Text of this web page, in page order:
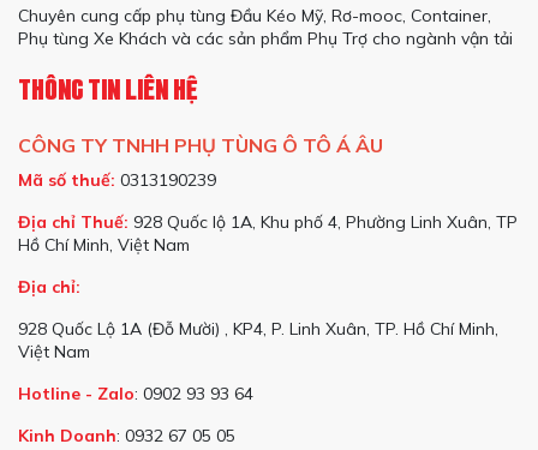
Chuyên cung cấp phụ tùng Đầu Kéo Mỹ, Rơ-mooc, Container,
Phụ tùng Xe Khách và các sản phẩm Phụ Trợ cho ngành vận tải
THÔNG TIN LIÊN HỆ
CÔNG TY TNHH PHỤ TÙNG Ô TÔ Á ÂU
Mã số thuế: 0313190239
Địa chỉ Thuế: 928 Quốc lộ 1A, Khu phố 4, Phường Linh Xuân, TP
Hồ Chí Minh, Việt Nam
Địa chỉ:
928 Quốc Lộ 1A (Đỗ Mười) , KP4, P. Linh Xuân, TP. Hồ Chí Minh,
Việt Nam
Hotline - Zalo: 0902 93 93 64
Kinh Doanh: 0932 67 05 05